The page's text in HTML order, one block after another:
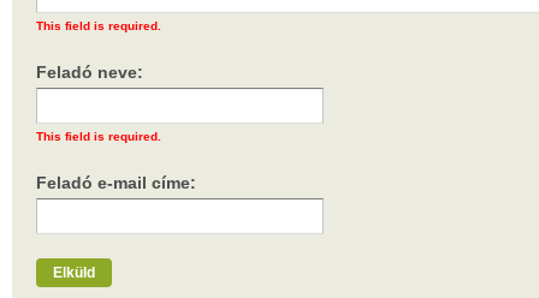
This field is required.
Feladó neve:
This field is required.
Feladó e-mail címe:
Elküld